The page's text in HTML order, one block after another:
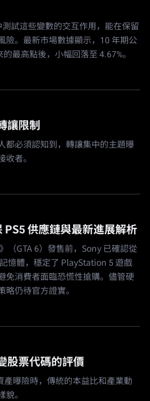
試這些變數的交互作用，能在保留
險。最新市場數據顯示，10 年期公
最高點後，小幅回落至 4.67%。
讓限制
都必須認知到，轉讓集中的主題曝
收者。
PS5 供應鏈與最新進展解析
（GTA 6）發售前，Sony 已確認從
憶體，穩定了 PlayStation 5 遊戲
免消費者面臨恐慌性搶購。儘管硬
仍待官方證實。
股票代碼的評價
曝險時，傳統的本益比和產業動
貌。